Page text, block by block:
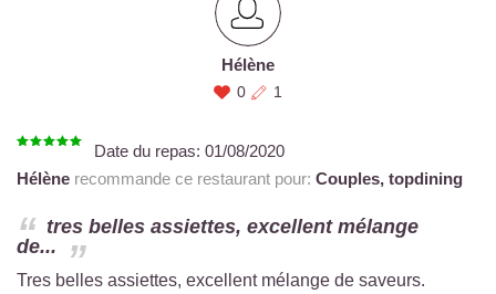
Hélène
0 1
Date du repas: 01/08/2020
Hélène recommande ce restaurant pour: Couples, topdining
tres belles assiettes, excellent mélange
de...
Tres belles assiettes, excellent mélange de saveurs.